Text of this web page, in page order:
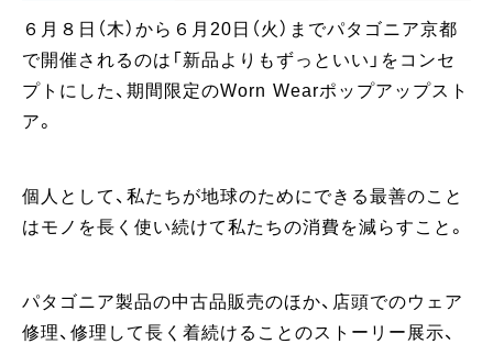
６月８日（木）から６月20日（火）までパタゴニア京都
で開催されるのは「新品よりもずっといい」をコンセ
プトにした、期間限定のWorn Wearポップアップスト
ア。
個人として、私たちが地球のためにできる最善のこと
はモノを長く使い続けて私たちの消費を減らすこと。
パタゴニア製品の中古品販売のほか、店頭でのウェア
修理、修理して長く着続けることのストーリー展示、